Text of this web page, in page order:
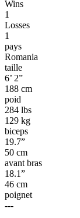
Wins
1
Losses
1
pays
Romania
taille
6’ 2”
188 cm
poid
284 lbs
129 kg
biceps
19.7”
50 cm
avant bras
18.1”
46 cm
poignet
---